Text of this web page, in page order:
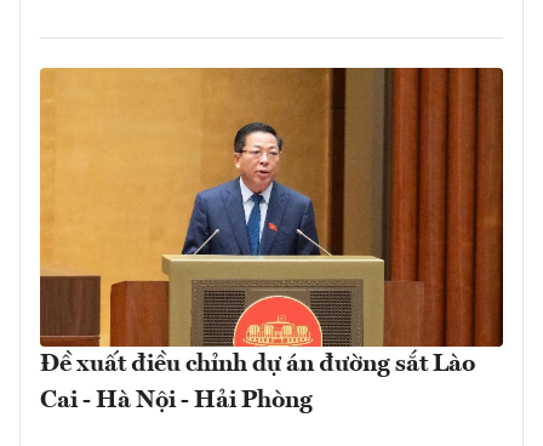
Đề xuất điều chỉnh dự án đường sắt Lào
Cai - Hà Nội - Hải Phòng